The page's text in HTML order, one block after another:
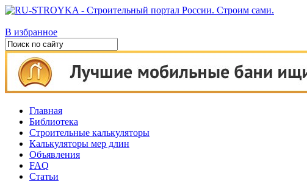
В избранное
Главная
Библиотека
Строительные калькуляторы
Калькуляторы мер длин
Объявления
FAQ
Статьи